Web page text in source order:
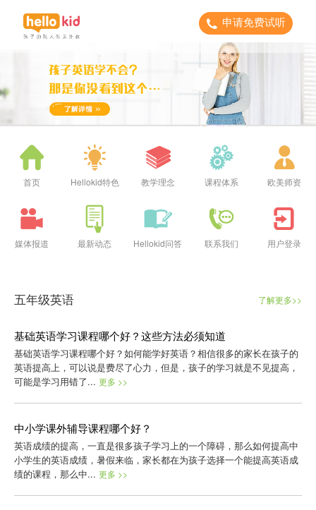
申请免费试听
首页 Hellokid特色 教学理念 课程体系 欧美师资
媒体报道 最新动态 Hellokid问答 联系我们 用户登录
五年级英语 了解更多>>
基础英语学习课程哪个好？这些方法必须知道
基础英语学习课程哪个好？如何能学好英语？相信很多的家长在孩子的
英语提高上，可以说是费尽了心力，但是，孩子的学习就是不见提高，
可能是学习用错了... 更多 >>
中小学课外辅导课程哪个好？
英语成绩的提高，一直是很多孩子学习上的一个障碍，那么如何提高中
小学生的英语成绩，暑假来临，家长都在为孩子选择一个能提高英语成
绩的课程，那么中... 更多 >>